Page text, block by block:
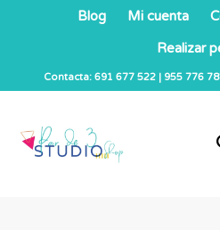
Blog Mi cuenta
Realizar
Contacta: 691 677 522 | 955 776